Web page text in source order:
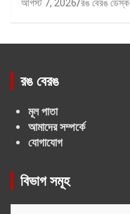
আগস্ট 7, 2026 রঙ বেরঙ ডেস্ক
রঙ বেরঙ
মূল পাতা
আমাদের সম্পর্কে
যোগাযোগ
বিভাগ সমূহ